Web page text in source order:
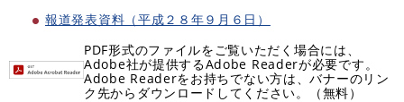
報道発表資料（平成２８年９月６日）
PDF形式のファイルをご覧いただく場合には、
Adobe社が提供するAdobe Readerが必要です。
Adobe Readerをお持ちでない方は、バナーのリン
ク先からダウンロードしてください。（無料）